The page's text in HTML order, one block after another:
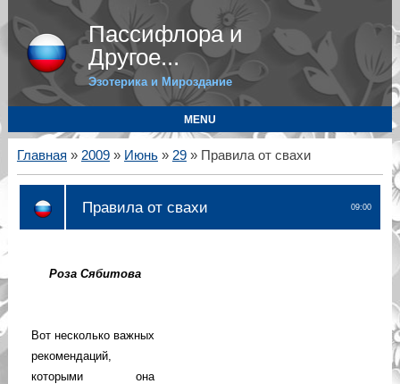
Пассифлора и
Другое...
Эзотерика и Мироздание
MENU
Главная » 2009 » Июнь » 29» Правила от свахи
09:00
Правила от свахи
Роза Сябитова
Вот несколько важных
рекомендаций,
которыми она